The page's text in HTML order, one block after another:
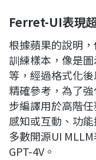
Ferret-UI表現
根據蘋果的說明
訓練樣本，像是
等，經過格式化
精確參考，為了
步編譯用於高階
感知或互動、功
多數開源UI
GPT-4V。